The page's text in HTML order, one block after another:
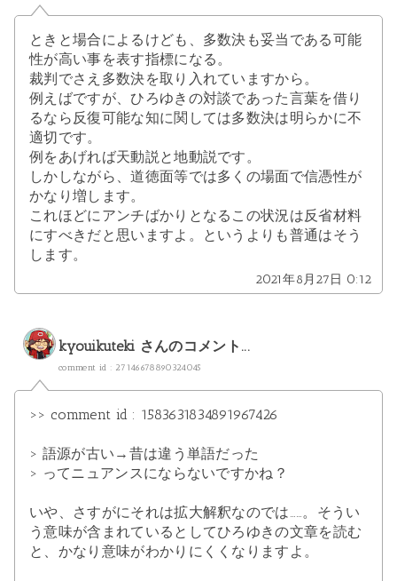
ときと場合によるけども、多数決も妥当である可能
性が高い事を表す指標になる。
裁判でさえ多数決を取り入れていますから。
例えばですが、ひろゆきの対談であった言葉を借り
るなら反復可能な知に関しては多数決は明らかに不
適切です。
例をあげれば天動説と地動説です。
しかしながら、道徳面等では多くの場面で信憑性が
かなり増します。
これほどにアンチばかりとなるこの状況は反省材料
にすべきだと思いますよ。というよりも普通はそう
します。
2021年8月27日 0:12
kyouikuteki さんのコメント...
comment id : 27146678890324045
>> comment id : 1583631834891967426
> 語源が古い→昔は違う単語だった
> ってニュアンスにならないですかね？
いや、さすがにそれは拡大解釈なのでは……。そうい
う意味が含まれているとしてひろゆきの文章を読む
と、かなり意味がわかりにくくなりますよ。